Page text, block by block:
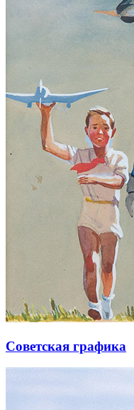
Советская графика